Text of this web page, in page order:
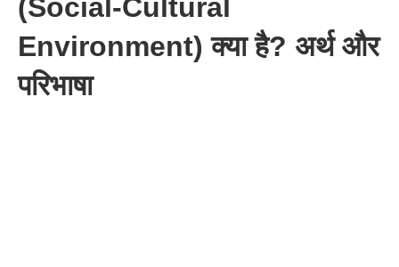
(Social-Cultural
Environment) क्या है? अर्थ और
परिभाषा